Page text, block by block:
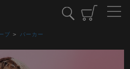
ブ > パーカー